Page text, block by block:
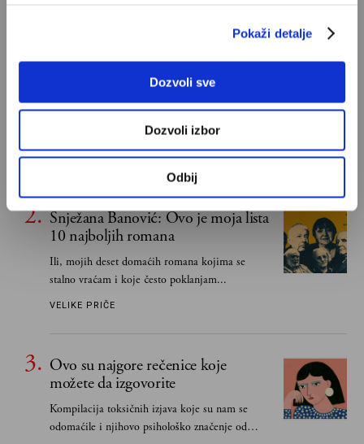
Pokaži detalje
Dozvoli sve
Dozvoli izbor
Odbij
najboljih romana
Od Dragoslava Mihailovića i Meše Selimovića,
do Mihaila Lalića i Slavenke Drakulić...
IVAN LALIĆ
Snježana Banović: Ovo je moja lista
10 najboljih romana
Ili, mojih deset domaćih romana kojima se
stalno vraćam i koje često poklanjam...
VELIKE PRIČE
Ovo su najgore rečenice koje
možete da izgovorite
Kompilacija toksičnih izjava koje su nam se
odomaćile i njihovo psihološko značenje od